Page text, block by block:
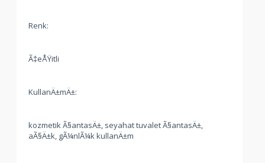
Renk:
Ã‡eÅŸitli
KullanÄ±mÄ±:
kozmetik Ã§antasÄ±, seyahat tuvalet Ã§antasÄ±,
aÃ§Ä±k, gÃ¼nlÃ¼k kullanÄ±m